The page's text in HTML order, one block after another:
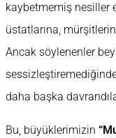
kaybetmemiş nesiller
üstatlarına,
Ancak söylenenler
daha başka
Bu, büyüklerimizin